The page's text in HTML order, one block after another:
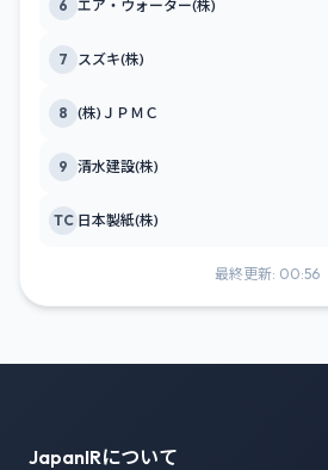
6 エア・ウォーター(株)
7 スズキ(株)
8 (株)ＪＰＭＣ
9 清水建設(株)
TC 日本製紙(株)
最終更新: 00:56
JapanIRについて